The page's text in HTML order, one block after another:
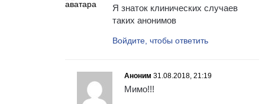
Я знаток клинических случаев
таких анонимов
Войдите, чтобы ответить
Аноним 31.08.2018, 21:19
Мимо!!!